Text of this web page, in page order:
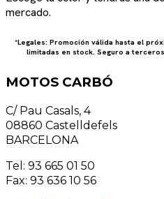
mercado.
*Legales: Promoción válida hasta el
limitadas en stock. Seguro a
MOTOS CARBÓ
C/ Pau Casals, 4
08860 Castelldefels
BARCELONA
Tel: 93 665 01 50
Fax: 93 636 10 56